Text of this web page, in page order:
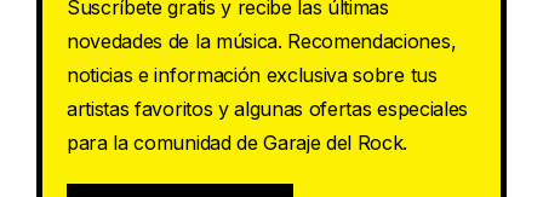
Suscríbete gratis y recibe las últimas
novedades de la música. Recomendaciones,
noticias e información exclusiva sobre tus
artistas favoritos y algunas ofertas especiales
para la comunidad de Garaje del Rock.